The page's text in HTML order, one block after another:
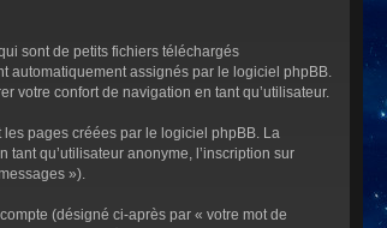
sont de petits fichiers téléchargés
automatiquement assignés par le logiciel phpBB.
votre confort de navigation en tant qu’utilisateur.
pages créées par le logiciel phpBB. La
qu’utilisateur anonyme, l’inscription sur
»).
(désigné ci-après par « votre mot de